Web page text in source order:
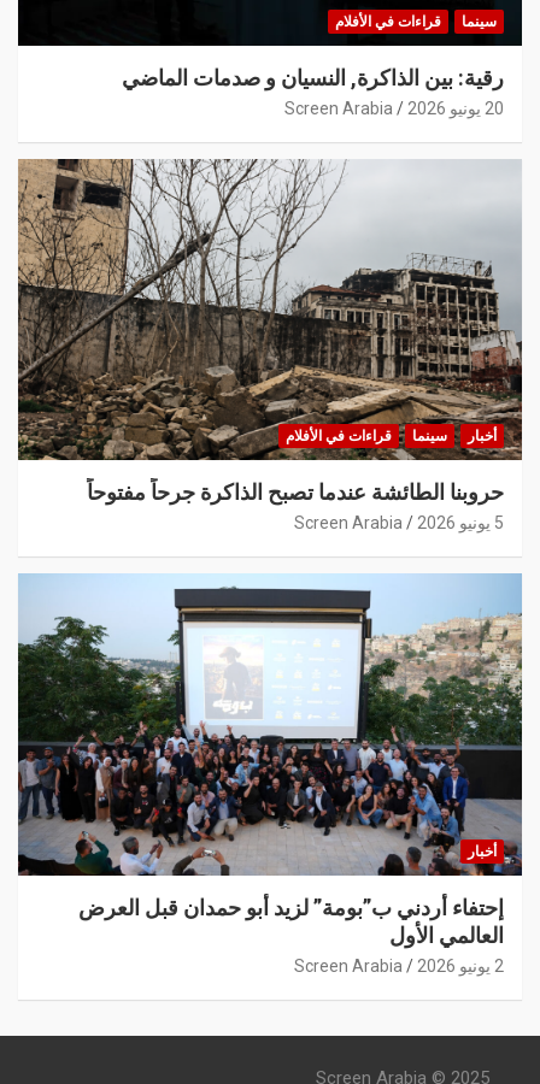
سينما قراءات في الأفلام
رقية: بين الذاكرة, النسيان و صدمات الماضي
20 يونيو 2026 Screen Arabia
أخبار سينما قراءات في الأفلام
حروبنا الطائشة عندما تصبح الذاكرة جرحاً مفتوحاً
5 يونيو 2026 Screen Arabia
أخبار
إحتفاء أردني ب”بومة” لزيد أبو حمدان قبل العرض
العالمي الأول
2 يونيو 2026 Screen Arabia
Screen Arabia © 2025